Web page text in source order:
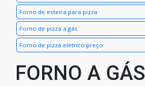
Forno de esteira para pizza
Forno de pizza a gás
Forno de pizza elétrico preço
FORNO A GÁS